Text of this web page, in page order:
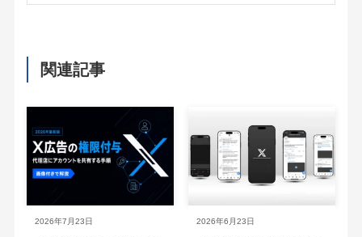
関連記事
2026年7月23日 2026年6月23日